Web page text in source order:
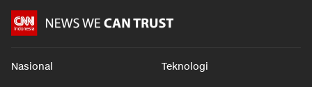
Nasional Teknologi